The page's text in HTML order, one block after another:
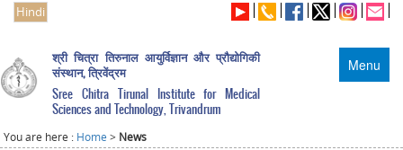
Hindi
Menu
श्री चित्रा तिरुनाल आयुर्विज्ञान और प्रौद्योगिकी
संस्थान, त्रिवेंद्रम
Sree Chitra Tirunal Institute for Medical
Sciences and Technology, Trivandrum
You are here : Home > News